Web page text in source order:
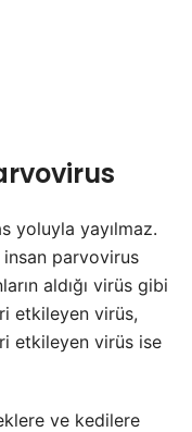
yoluyla yayılmaz.
insan parvovirus
aldığı virüs gibi
etkileyen virüs,
etkileyen virüs ise
ve kedilere